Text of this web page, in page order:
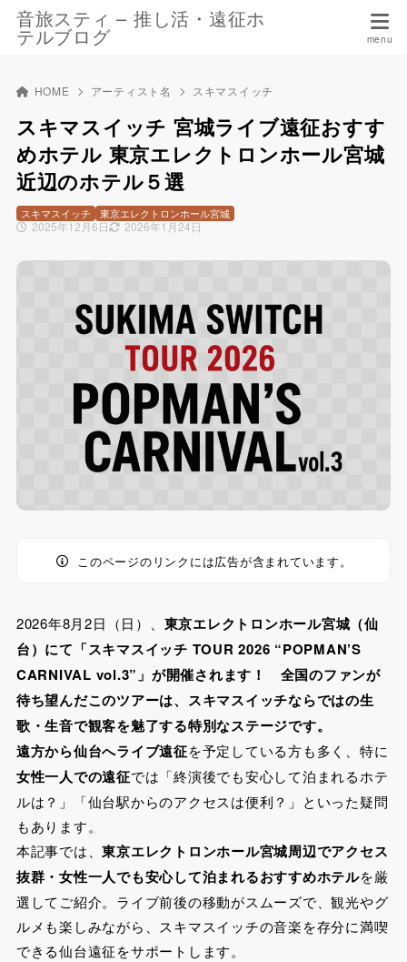
音旅スティ – 推し活・遠征ホ
テルブログ
HOME アーティスト名 スキマスイッチ
スキマスイッチ 宮城ライブ遠征おすす
めホテル 東京エレクトロンホール宮城
近辺のホテル５選
2025年12月6日 2026年1月24日
スキマスイッチ 東京エレクトロンホール宮城
このページのリンクには広告が含まれています。
2026年8月2日（日）、 東京エレクトロンホール宮城（仙
台） にて「スキマスイッチ TOUR 2026 “POPMAN’S
CARNIVAL vol.3”」が開催されます！ 全国のファンが
待ち望んだこのツアーは、スキマスイッチならではの生
歌・生音で観客を魅了する特別なステージです。
遠方から仙台へライブ遠征を予定している方も多く、特に
女性一人での遠征では「終演後でも安心して泊まれるホテ
ルは？」「仙台駅からのアクセスは便利？」といった疑問
もあります。
本記事では、東京エレクトロンホール宮城周辺でアクセス
抜群・女性一人でも安心して泊まれるおすすめホテルを厳
選してご紹介。ライブ前後の移動がスムーズで、観光やグ
ルメも楽しみながら、スキマスイッチの音楽を存分に満喫
できる仙台遠征をサポートします。